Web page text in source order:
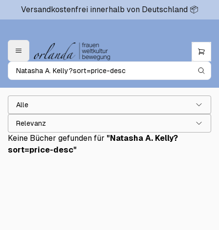
Versandkostenfrei innerhalb von Deutschland 📦
Alle
Keine Bücher gefunden für "Natasha A. Kelly?
sort=price-desc"
Relevanz